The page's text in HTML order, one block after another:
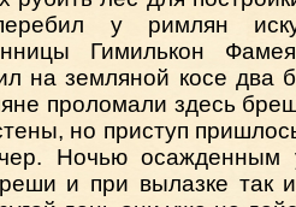
у римлян
Гимилькон
на земляной косе два
проломали здесь
но приступ
Ночью осажденным
и при вылазке так